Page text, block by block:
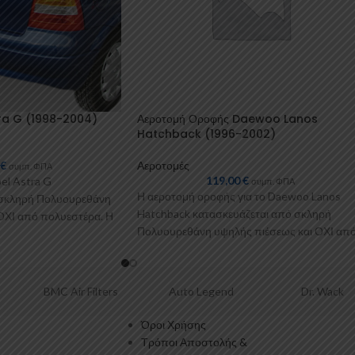
G (1998-2004)
€ συμπ. ΦΠΑ
Astra G
Πολυουρεθάνη
από πολυεστέρα. Η
Αεροτομή Οροφής Daewoo Lanos
Hatchback (1996-2002)
Αεροτομές
119,00€ συμπ. ΦΠΑ
Η αεροτομή οροφής για το Daewoo Lanos
Hatchback κατασκευάζεται από σκληρή
Πολυουρεθάνη υψηλής πιέσεως και ΟΧΙ
Filters Auto Legend Dr. Wack
Όροι Χρήσης
Τρόποι Αποστολής &